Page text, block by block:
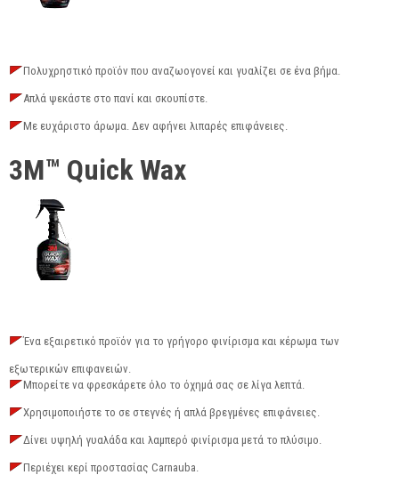
Πολυχρηστικό προϊόν που αναζωογονεί και γυαλίζει σε ένα βήμα.
Απλά ψεκάστε στο πανί και σκουπίστε.
Με ευχάριστο άρωμα. Δεν αφήνει λιπαρές επιφάνειες.
3M™ Quick Wax
Ένα εξαιρετικό προϊόν για το γρήγορο φινίρισμα και κέρωμα των
εξωτερικών επιφανειών.
Μπορείτε να φρεσκάρετε όλο το όχημά σας σε λίγα λεπτά.
Χρησιμοποιήστε το σε στεγνές ή απλά βρεγμένες επιφάνειες.
Δίνει υψηλή γυαλάδα και λαμπερό φινίρισμα μετά το πλύσιμο.
Περιέχει κερί προστασίας Carnauba.